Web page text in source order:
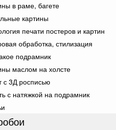
в раме, багете
картины
печати постеров и картин
обработка, стилизация
подрамник
маслом на холсте
с 3Д росписью
с натяжкой на подрамник